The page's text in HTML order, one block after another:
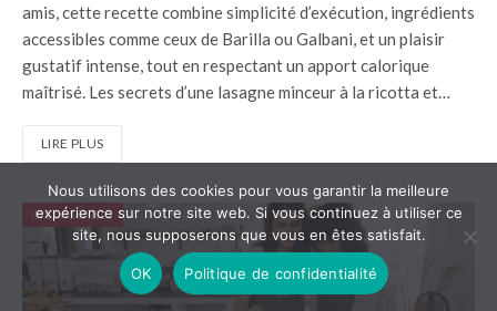
amis, cette recette combine simplicité d’exécution, ingrédients
accessibles comme ceux de Barilla ou Galbani, et un plaisir
gustatif intense, tout en respectant un apport calorique
maîtrisé. Les secrets d’une lasagne minceur à la ricotta et…
LIRE PLUS
INCLASSABLE
Nous utilisons des cookies pour vous garantir la meilleure
expérience sur notre site web. Si vous continuez à utiliser ce
site, nous supposerons que vous en êtes satisfait.
OK Politique de confidentialité